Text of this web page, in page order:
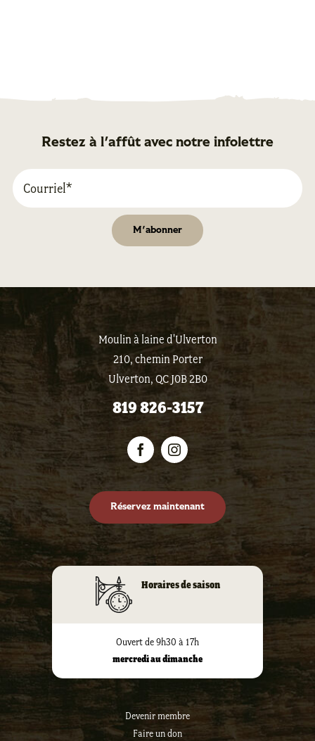
Restez à l'affût avec notre infolettre
Moulin à laine d'Ulverton
210, chemin Porter
Ulverton, QC J0B 2B0
819 826-3157
Horaires de saison
Ouvert de 9h30 à 17h
mercredi au dimanche
Devenir membre
Faire un don
Réservez maintenant